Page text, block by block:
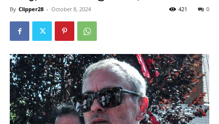
By Clipper28 - October 8, 2024 0
421